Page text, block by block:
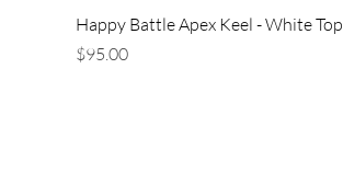
クイックビュー
Happy Battle Apex Keel - White Top
価格
$95.00